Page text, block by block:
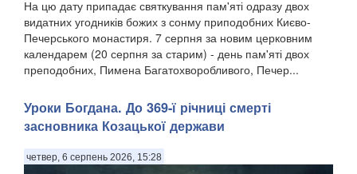
На цю дату припадає святкування пам'яті одразу двох
видатних угодників божих з сонму приподобних Києво-
Печерського монастиря. 7 серпня за новим церковним
календарем (20 серпня за старим) - день пам'яті двох
преподобних, Пимена Багатохворобливого, Печер...
Уроки Богдана. До 369-ї річниці смерті
засновника Козацької держави
четвер, 6 серпень 2026, 15:28